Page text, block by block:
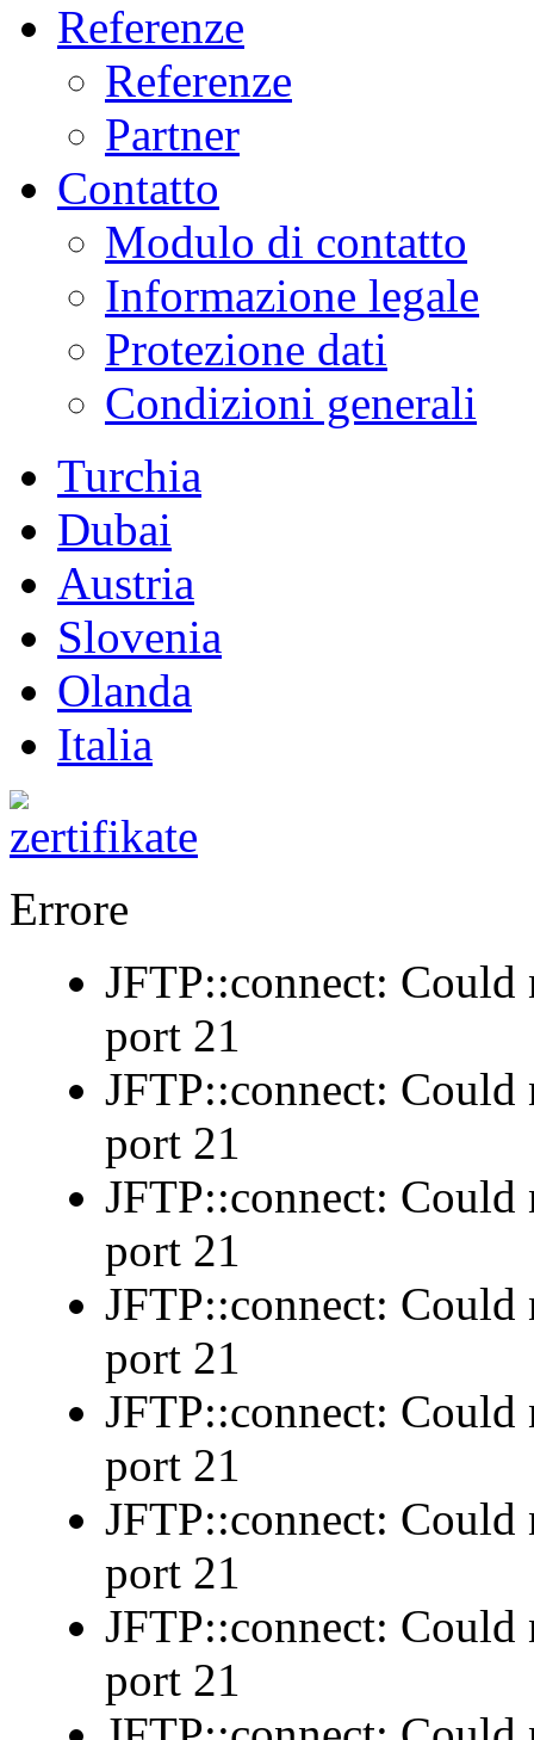
Referenze
Referenze
Partner
Contatto
Modulo di contatto
Informazione legale
Protezione dati
Condizioni generali
Turchia
Dubai
Austria
Slovenia
Olanda
Italia
Errore
JFTP::connect:
port 21
JFTP::connect:
port 21
JFTP::connect:
port 21
JFTP::connect:
port 21
JFTP::connect:
port 21
JFTP::connect:
port 21
JFTP::connect:
port 21